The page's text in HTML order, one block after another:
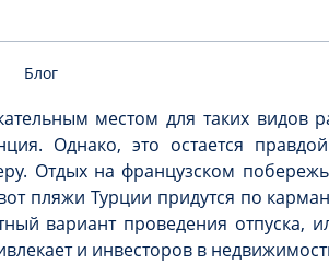
Блог
местом для таких видов
Однако, это остается
Отдых на французском
пляжи Турции придутся по
вариант проведения отпуска,
и инвесторов в